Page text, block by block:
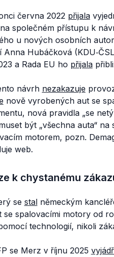
června 2022 přijala
společném přístupu k
u nových osobních
Hubáčková
a Rada EU ho přijala
návrh nezakazuje
nově vyrobených aut se
nová pravidla„se
být „všechna auta“na
motorem, pozn.
web.
k chystanému
se stalněmeckým
se spalovacími motory od
technologií, nikoli
se Merz v říjnu 2025